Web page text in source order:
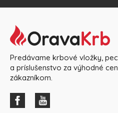
Predávame krbové vložky,
a príslušenstvo za výhodné
zákazníkom.